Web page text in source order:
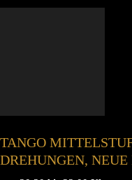
TANGO
DREHUNGEN,